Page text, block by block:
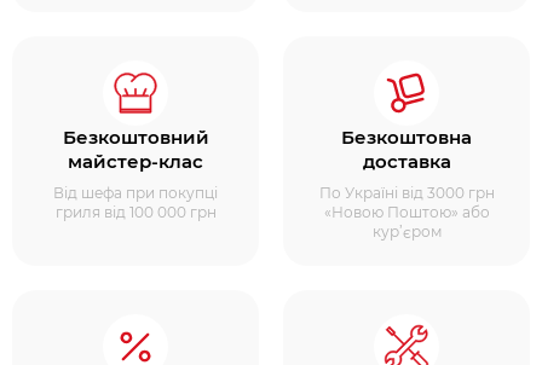
Безкоштовний
майстер-клас
Від шефа при покупці
гриля від 100 000 грн
Безкоштовна
доставка
По Україні від 3000 грн
«Новою Поштою» або
кур’єром